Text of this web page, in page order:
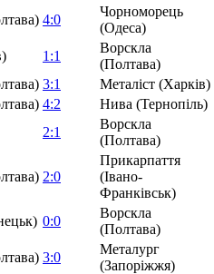
4:0
Чорноморець
(Одеса)
1:1
Ворскла
(Полтава)
3:1
Металіст (Харків)
4:2
Нива (Тернопіль)
2:1
Ворскла
(Полтава)
2:0
Прикарпаття
(Івано-
Франківськ)
0:0
Ворскла
(Полтава)
3:0
Металург
(Запоріжжя)